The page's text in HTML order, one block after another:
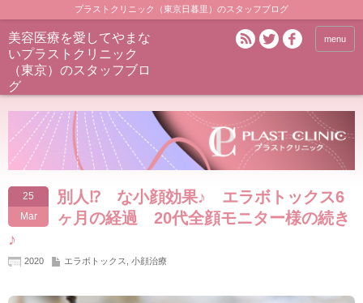
プラストクリニック（東京日暮里）のスタッフブログ
美容医療を愛してやまな
いプラストクリニック
（東京）のスタッフブロ
グ
menu
25
Mar
別人⁉ な小顔効果♪ エラボトックス6
ヶ月の経過 20代全顔モニター様の続き
♪
2020 エラボトックス 小顔治療